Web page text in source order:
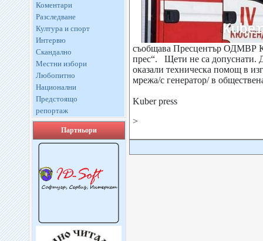
Коментари
Разследване
Култура и спорт
Интервю
Скандално
Местни избори
Любопитно
Национални
Предстоящо
репортаж
Партньори
съобщава Пресцентър ОДМВР
прес“. Щети не са допуснати.
оказали техническа помощ в
мрежа/с генератор/ в
Kuber press
>